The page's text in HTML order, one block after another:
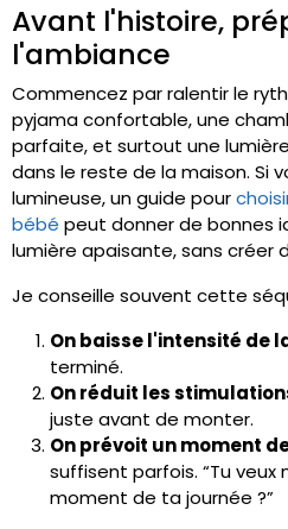
Avant l'histoire,
l'ambiance
Commencez par ralentir le
pyjama confortable, une
parfaite, et surtout une
dans le reste de la maison. Si
lumineuse, un guide pour
bébé peut donner de bonnes
lumière apaisante, sans créer
Je conseille souvent cette
On baisse l'intensité de
terminé.
On réduit les
juste avant de monter.
On prévoit un moment
suffisent parfois. “Tu
moment de ta journée ?”